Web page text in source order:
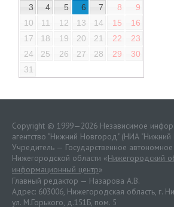
3
4 5 6 7 8
9
10
11 12 13 14 15
16
17
18 19 20 21 22
23
24
25 26 27 28 29
30
31
Copyright © 1999—2026 Независимое
агентство "Нижний Новгород" (НИА
Учредитель — Государственное
Нижегородской области «Нижегородский
информационный центр»
Главный редактор — Назарова А.В.
Адрес: 603006, Нижегородская область, г.
ул. М.Горького, д.151Б, пом. 5